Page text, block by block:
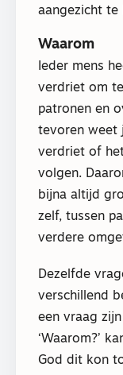
aangezicht te
Waarom
Ieder mens
verdriet om
patronen en
tevoren weet
verdriet of
volgen.
bijna altijd
zelf, tussen
verdere
Dezelfde
verschillend
een vraag
‘Waarom?’
God dit kon